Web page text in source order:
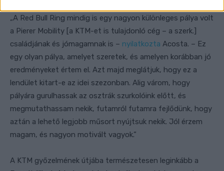
„A Red Bull Ring mindig is egy nagyon különleges pálya volt
a Pierer Mobility [a KTM-et is tulajdonló cég – a szerk.]
családjának és jómagamnak is – nyilatkozta Acosta. – Ez
egy olyan pálya, amelyet szeretek, és amelyen korábban jó
eredményeket értem el. Azt majd meglátjuk, hogy ez a
lendület kitart-e az idei szezonban. Alig várom, hogy
pályára gurulhassak az osztrák szurkolóink előtt, és
megmutathassam nekik, futamról futamra fejlődünk, hogy
aztán a lehető legjobb műsort nyújtsuk nekik. Jól érzem
magam, és nagyon motivált vagyok.”
A KTM győzelmének útjába természetesen leginkább a